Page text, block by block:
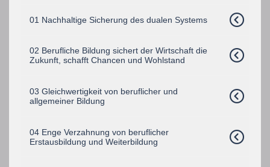
01 Nachhaltige Sicherung des dualen Systems
02 Berufliche Bildung sichert der Wirtschaft die
Zukunft, schafft Chancen und Wohlstand
03 Gleichwertigkeit von beruflicher und
allgemeiner Bildung
04 Enge Verzahnung von beruflicher
Erstausbildung und Weiterbildung